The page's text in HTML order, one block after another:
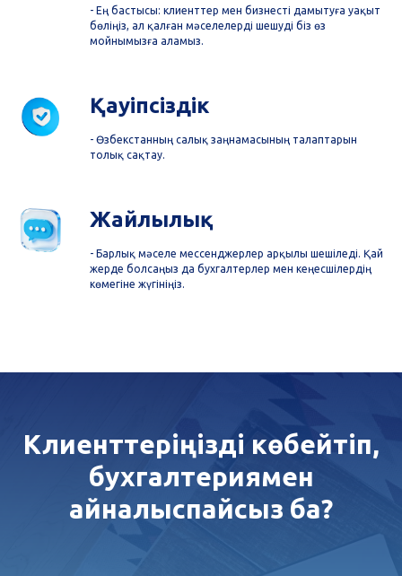
- Ең бастысы: клиенттер мен бизнесті дамытуға уақыт
бөліңіз, ал қалған мәселелерді шешуді біз өз
мойнымызға аламыз.
Қауіпсіздік
- Өзбекстанның салық заңнамасының талаптарын
толық сақтау.
Жайлылық
- Барлық мәселе мессенджерлер арқылы шешіледі. Қай
жерде болсаңыз да бухгалтерлер мен кеңесшілердің
көмегіне жүгініңіз.
Клиенттеріңізді көбейтіп,
бухгалтериямен
айналыспайсыз ба?